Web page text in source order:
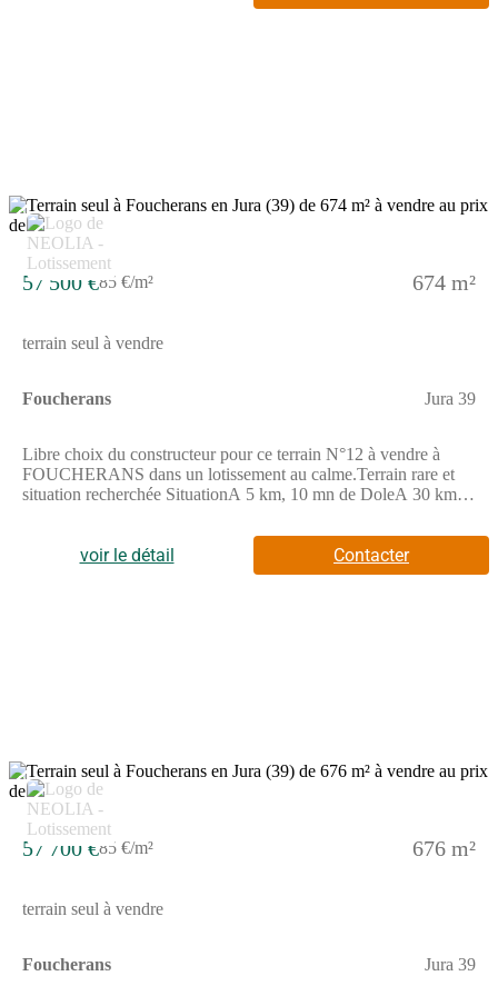
d'une belle exposition toute la journéeTerrain prêt à bâtir
informations sur les risques auxquels ce bien est exposé sont
disponibles sur le site GEORISQUESREF;1_5_628
3
57 500 €85 €/m² 674 m²
terrain seul à vendre
Foucherans Jura 39
Libre choix du constructeur pour ce terrain N°12 à vendre à
FOUCHERANS dans un lotissement au calme.Terrain rare et
situation recherchée SituationA 5 km, 10 mn de DoleA 30 km,
A36 à 10 km, 12 mnProximité du Centre hospitalier Général
Louis Pasteur 4 km, 7 mn ParticularitésTerrain plat et profitant
d'une belle exposition toute la journéeTerrain prêt à bâtir
informations sur les risques auxquels ce bien est exposé sont
disponibles sur le site GEORISQUESREF;1_5_464
voir le détail Contacter
3
57 700 €85 €/m² 676 m²
terrain seul à vendre
Foucherans Jura 39